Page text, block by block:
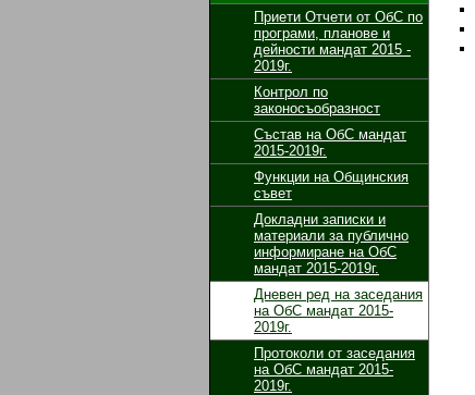
Приети Отчети от ОбС по
програми, планове и
дейности мандат 2015 -
2019г.
Контрол по
законосъобразност
Състав на ОбС мандат
2015-2019г.
Функции на Общинския
съвет
Докладни записки и
материали за публично
информиране на ОбС
мандат 2015-2019г.
Дневен ред на заседания
на ОбС мандат 2015-
2019г.
Протоколи от заседания
на ОбС мандат 2015-
2019г.